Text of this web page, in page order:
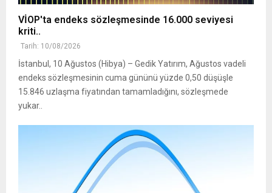
VİOP'ta endeks sözleşmesinde 16.000 seviyesi
kriti..
Tarih: 10/08/2026
İstanbul, 10 Ağustos (Hibya) – Gedik Yatırım, Ağustos vadeli
endeks sözleşmesinin cuma gününü yüzde 0,50 düşüşle
15.846 uzlaşma fiyatından tamamladığını, sözleşmede
yukar..